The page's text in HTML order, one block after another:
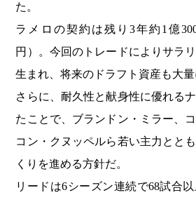
た。
ラメロの契約は残り3年約1億
円）。今回のトレードによりサラ
生まれ、将来のドラフト資産も大量
さらに、耐久性と献身性に優れる
たことで、ブランドン・ミラー、
コン・クヌッペルら若い主力とと
くりを進める方針だ。
リードは6シーズン連続で68試合